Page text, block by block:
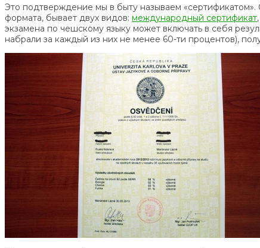
Это подтверждение мы в быту называем «сертификатом».
формата, бывает двух видов: международный сертификат
экзамена по чешскому языку может включать в себя
набрали за каждый из них не менее 60-ти процентов),